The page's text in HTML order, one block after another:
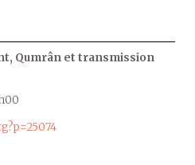
Qumrân et transmission